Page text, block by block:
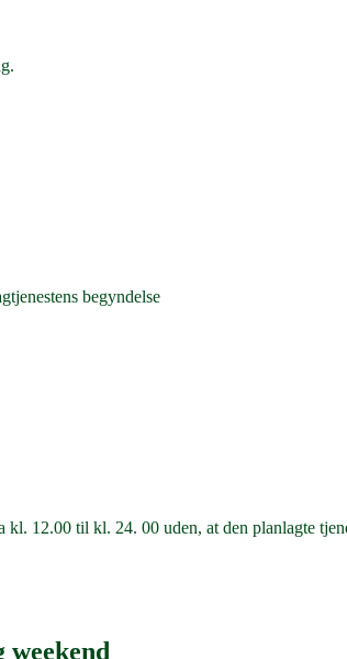
begyndelse
12.00 til kl. 24. 00 uden, at den planlagte